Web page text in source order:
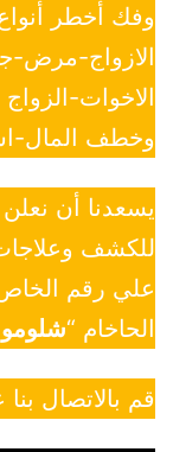
وفك أخطر
الازواج-مرض-
الاخوات-
وخطف المال-
يسعدنا أن نعلن
للكشف
علي رقم الخاص
الحاخام “شلومو
قم بالاتصال